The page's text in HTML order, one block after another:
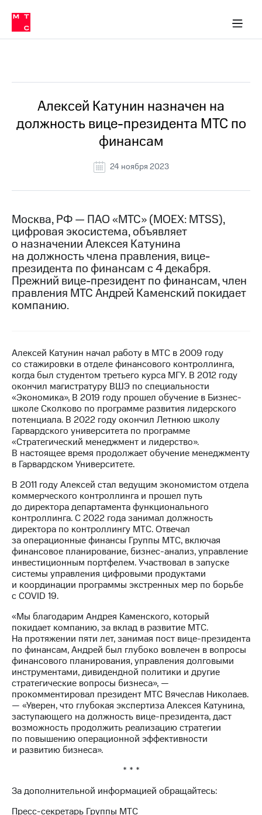
Медиа-центр
и акционерам
Устойчивое развитие
Комплаенс и деловая этика
компании
Карьера
История
компании
Руководство
информация
Контакты
Медиа-центр
Пресс-
релизы
МТС
о технологиях
Финансовая
отчетность
Контакты
Новости
в
регионе
и акционерам
Корпоративное
управление
Корпоративный
секретарь
Раскрытие
информации
Информация
акционерам
Документы
ПАО
"МТС"
акционеров
Личный
кабинет
акционера
Акционерный
капитал
Контроль
и
аудит
Рынок
акций
Описание
выкупа
в МТС
Пресс-
релизы
о технологиях
Алексей Катунин назначен на
должность вице-президента МТС по
финансам
24 ноября 2023
Москва, РФ — ПАО «МТС» (MOEX: MTSS),
цифровая экосистема, объявляет
о назначении Алексея Катунина
на должность члена правления, вице-
президента по финансам с 4 декабря.
Прежний вице-президент по финансам, член
правления МТС Андрей Каменский покидает
компанию.
Алексей Катунин начал работу в МТС в 2009 году
со стажировки в отделе финансового контроллинга,
когда был студентом третьего курса МГУ. В 2012 году
окончил магистратуру ВШЭ по специальности
«Экономика», В 2019 году прошел обучение в Бизнес-
школе Сколково по программе развития лидерского
потенциала. В 2022 году окончил Летнюю школу
Гарвардского университета по программе
«Стратегический менеджмент и лидерство».
В настоящее время продолжает обучение менеджменту
в Гарвардском Университете.
В 2011 году Алексей стал ведущим экономистом отдела
коммерческого контроллинга и прошел путь
до директора департамента функционального
контроллинга. С 2022 года занимал должность
директора по контроллингу МТС. Отвечал
за операционные финансы Группы МТС, включая
финансовое планирование, бизнес-анализ, управление
инвестиционным портфелем. Участвовал в запуске
системы управления цифровыми продуктами
и координации программы экстренных мер по борьбе
с COVID 19.
«Мы благодарим Андрея Каменского, который
покидает компанию, за вклад в развитие МТС.
На протяжении пяти лет, занимая пост вице-президента
по финансам, Андрей был глубоко вовлечен в вопросы
финансового планирования, управления долговыми
инструментами, дивидендной политики и другие
стратегические вопросы бизнеса», —
прокомментировал президент МТС Вячеслав Николаев.
— «Уверен, что глубокая экспертиза Алексея Катунина,
заступающего на должность вице-президента, даст
возможность продолжить реализацию стратегии
по повышению операционной эффективности
и развитию бизнеса».
* * *
За дополнительной информацией обращайтесь:
Пресс-секретарь Группы МТС